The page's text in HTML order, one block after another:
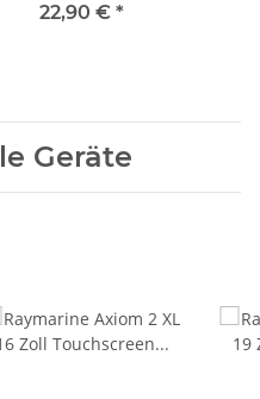
22,90 € *
Geräte